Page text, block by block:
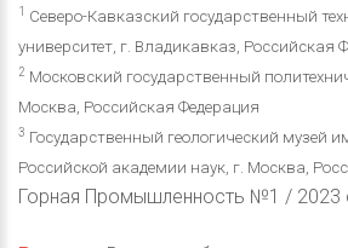
1
Северо-Кавказский государственный
университет, г. Владикавказ, Российская
2 Московский государственный
Москва, Российская Федерация
3 Государственный геологический музей
Российской академии наук, г. Москва,
Горная Промышленность №1 / 2023